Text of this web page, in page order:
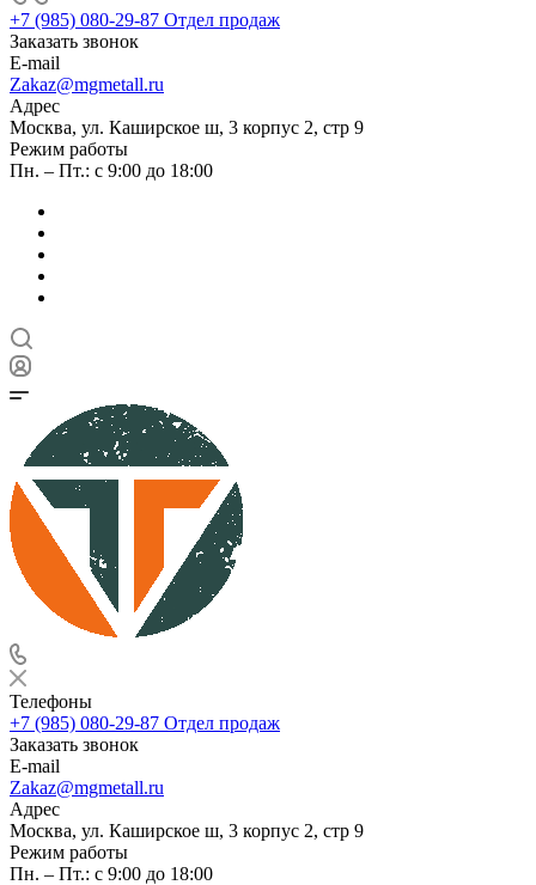
+7 (985) 080-29-87 Отдел продаж
Заказать звонок
E-mail
Zakaz@mgmetall.ru
Адрес
Москва, ул. Каширское ш, 3 корпус 2, стр 9
Режим работы
Пн. – Пт.: с 9:00 до 18:00
Телефоны
+7 (985) 080-29-87 Отдел продаж
Заказать звонок
E-mail
Zakaz@mgmetall.ru
Адрес
Москва, ул. Каширское ш, 3 корпус 2, стр 9
Режим работы
Пн. – Пт.: с 9:00 до 18:00